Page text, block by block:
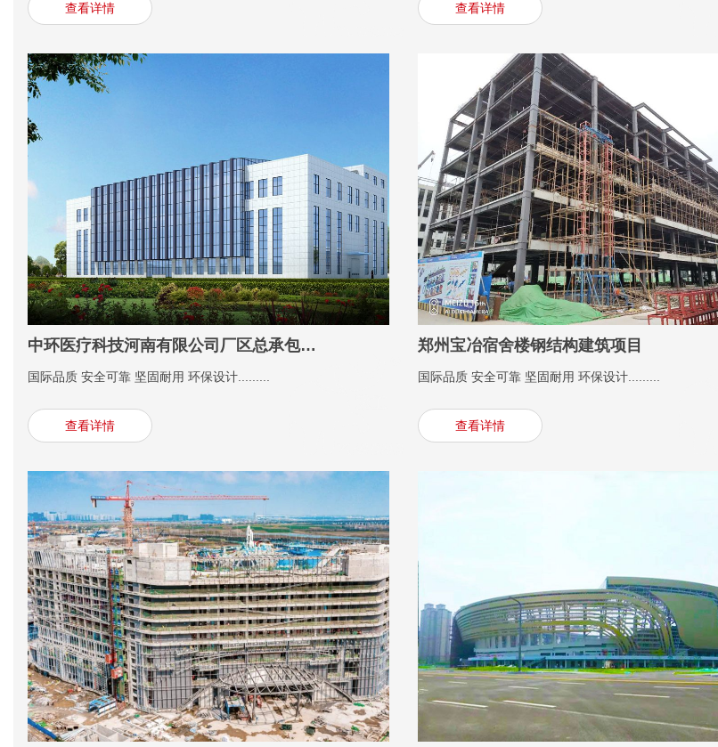
查看详情 查看详情
中环医疗科技河南有限公司厂区总承包建设项目
国际品质 安全可靠 坚固耐用 环保设计.........
查看详情
郑州宝冶宿舍楼钢结构建筑项目
国际品质 安全可靠 坚固耐用 环保设计.........
查看详情